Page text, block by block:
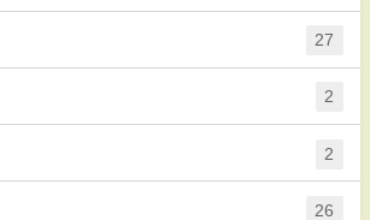
27
2
2
26